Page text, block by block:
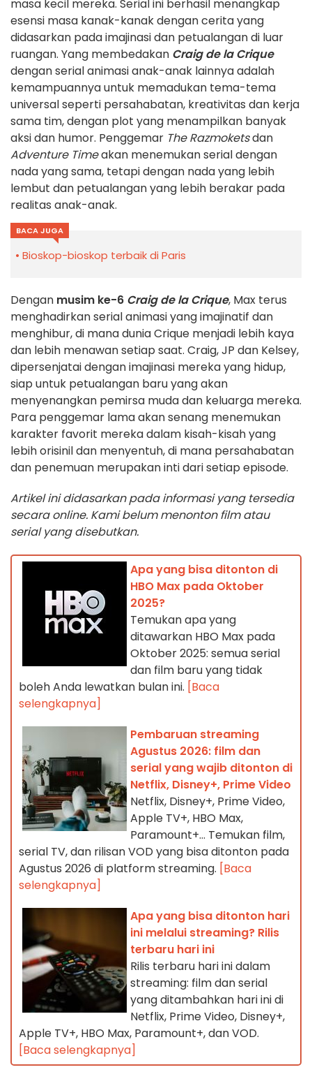
masa kecil mereka. Serial ini berhasil menangkap
esensi masa kanak-kanak dengan cerita yang
didasarkan pada imajinasi dan petualangan di luar
ruangan. Yang membedakan Craig de la Crique
dengan serial animasi anak-anak lainnya adalah
kemampuannya untuk memadukan tema-tema
universal seperti persahabatan, kreativitas dan kerja
sama tim, dengan plot yang menampilkan banyak
aksi dan humor. Penggemar The Razmoketsdan
Adventure Timeakan menemukan serial dengan
nada yang sama, tetapi dengan nada yang lebih
lembut dan petualangan yang lebih berakar pada
realitas anak-anak.
BACA JUGA
Bioskop-bioskop terbaik di Paris
Dengan musim ke-6 Craig de la Crique, Max terus
menghadirkan serial animasi yang imajinatif dan
menghibur, di mana dunia Crique menjadi lebih kaya
dan lebih menawan setiap saat. Craig, JP dan Kelsey,
dipersenjatai dengan imajinasi mereka yang hidup,
siap untuk petualangan baru yang akan
menyenangkan pemirsa muda dan keluarga mereka.
Para penggemar lama akan senang menemukan
karakter favorit mereka dalam kisah-kisah yang
lebih orisinil dan menyentuh, di mana persahabatan
dan penemuan merupakan inti dari setiap episode.
Artikel ini didasarkan pada informasi yang tersedia
secara online. Kami belum menonton film atau
serial yang disebutkan.
Apa yang bisa ditonton di
HBO Max pada Oktober
2025?
Temukan apa yang
ditawarkan HBO Max pada
Oktober 2025: semua serial
dan film baru yang tidak
boleh Anda lewatkan bulan ini. [Baca
selengkapnya]
Pembaruan streaming
Agustus 2026: film dan
serial yang wajib ditonton di
Netflix, Disney+, Prime Video
Netflix, Disney+, Prime Video,
Apple TV+, HBO Max,
Paramount+… Temukan film,
serial TV, dan rilisan VOD yang bisa ditonton pada
Agustus 2026 di platform streaming. [Baca
selengkapnya]
Apa yang bisa ditonton hari
ini melalui streaming? Rilis
terbaru hari ini
Rilis terbaru hari ini dalam
streaming: film dan serial
yang ditambahkan hari ini di
Netflix, Prime Video, Disney+,
Apple TV+, HBO Max, Paramount+, dan VOD.
[Baca selengkapnya]